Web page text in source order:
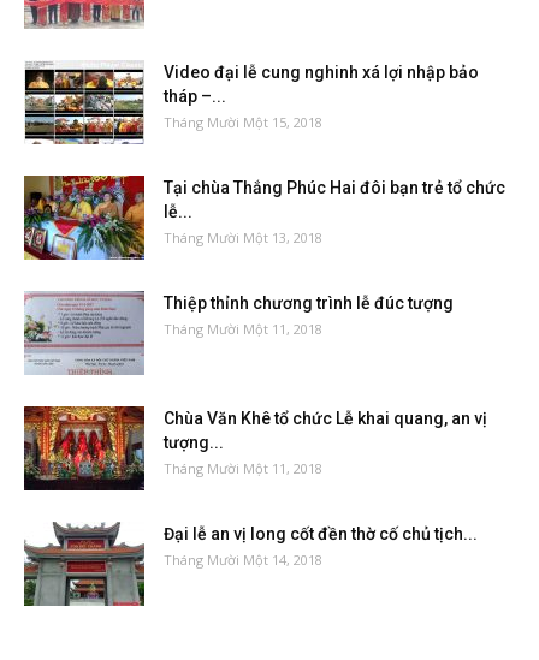
Video đại lễ cung nghinh xá lợi nhập bảo
tháp –...
Tháng Mười Một 15, 2018
Tại chùa Thắng Phúc Hai đôi bạn trẻ tổ chức
lễ...
Tháng Mười Một 13, 2018
Thiệp thỉnh chương trình lễ đúc tượng
Tháng Mười Một 11, 2018
Chùa Văn Khê tổ chức Lễ khai quang, an vị
tượng...
Tháng Mười Một 11, 2018
Đại lễ an vị long cốt đền thờ cố chủ tịch...
Tháng Mười Một 14, 2018